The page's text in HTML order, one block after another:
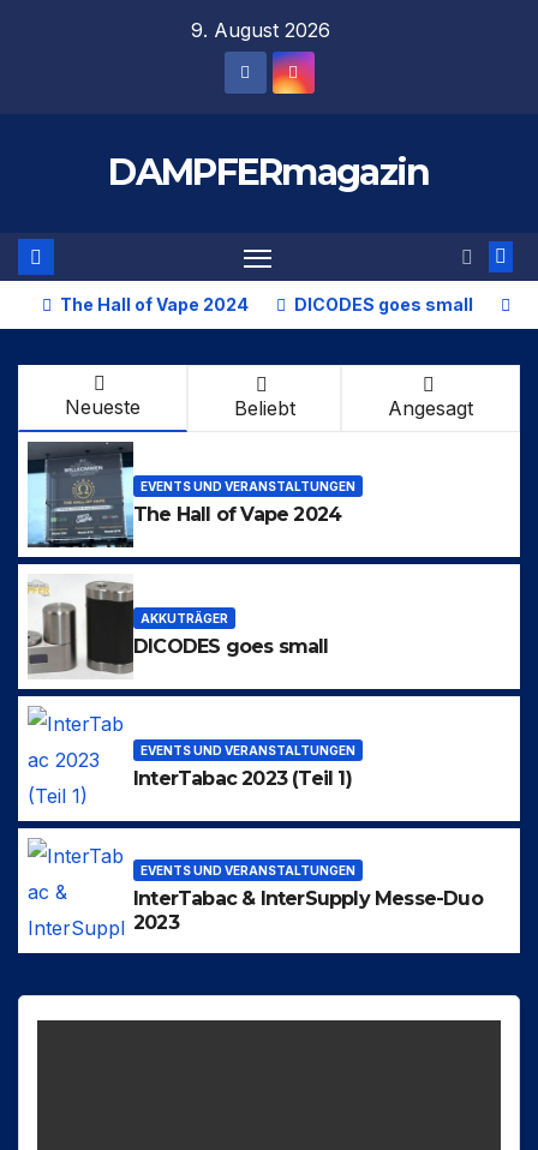
9. August 2026
DAMPFERmagazin
The Hall of Vape 2024 DICODES goes small
Neueste Beliebt Angesagt
EVENTS UND VERANSTALTUNGEN
The Hall of Vape 2024
AKKUTRÄGER
DICODES goes small
EVENTS UND VERANSTALTUNGEN
InterTabac 2023 (Teil 1)
EVENTS UND VERANSTALTUNGEN
InterTabac & InterSupply Messe-Duo
2023